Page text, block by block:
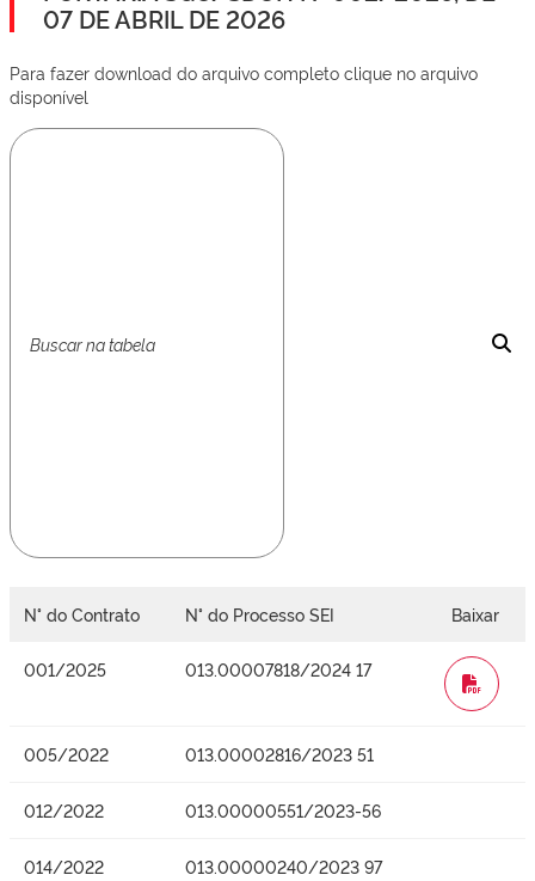
07 DE ABRIL DE 2026
Para fazer download do arquivo completo clique no arquivo
disponível
N° do Contrato N° do Processo SEI Baixar
001/2025 013.00007818/2024 17
WORD
005/2022 013.00002816/2023 51
012/2022 013.00000551/2023-56
014/2022 013.00000240/2023 97